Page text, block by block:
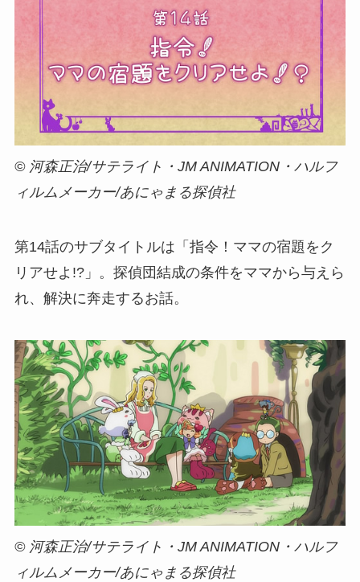
© 河森正治/サテライト・JM ANIMATION・ハルフ
ィルムメーカー/あにゃまる探偵社
第14話のサブタイトルは「指令！ママの宿題をク
リアせよ!?」。探偵団結成の条件をママから与えら
れ、解決に奔走するお話。
© 河森正治/サテライト・JM ANIMATION・ハルフ
ィルムメーカー/あにゃまる探偵社